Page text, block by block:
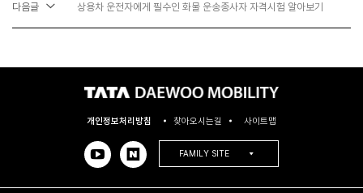
다음글 상용차 운전자에게 필수인 화물 운송종사자 자격시험 알아보기
개인정보처리방침 찾아오시는길 사이트맵
FAMILY SITE